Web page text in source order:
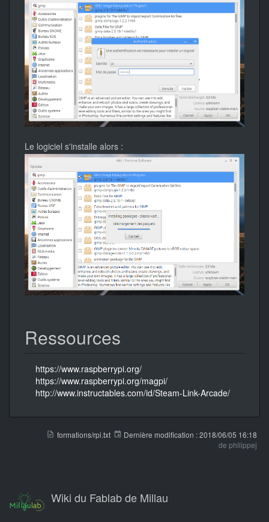
Le logiciel s'installe alors :
Ressources
https://www.raspberrypi.org/
https://www.raspberrypi.org/magpi/
http://www.instructables.com/id/Steam-Link-Arcade/
formations/rpi.txt Dernière modification :2018/06/05 16:18
de philippej
Wiki du Fablab de Millau